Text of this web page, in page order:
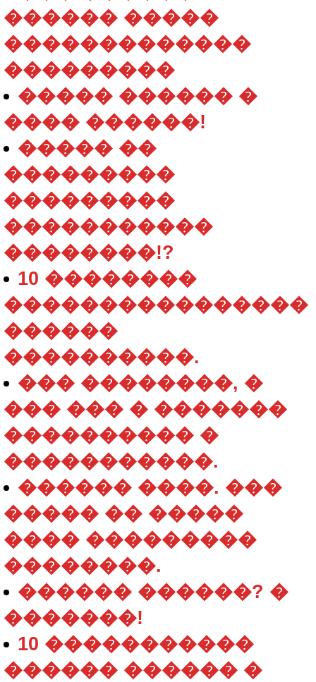
������ �����
�������������
���������
����� ������ �
���� ������!
����� ��
���������
���������
�����������
��������!?
10 ��������
����������������
������
����������.
��� ��������, �
��� ��� � �������
���������� �
�����������.
������ ����. ���
����� �� �����
���� ���������
��������.
������ ������? �
�������!
10 �����������
������ ������ �